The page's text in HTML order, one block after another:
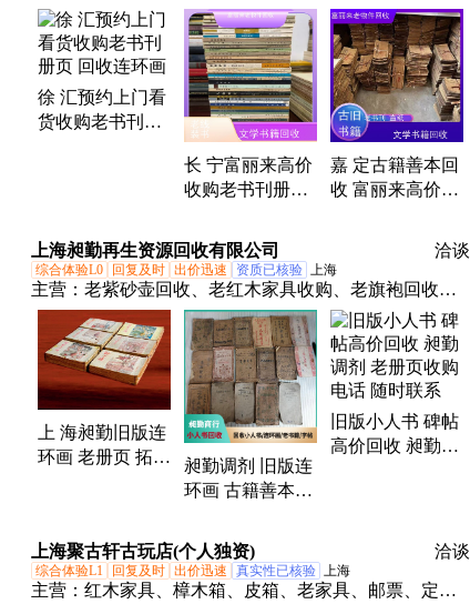
收、老瓷器回收、老钱币银元回收、老字画扇子回收、
老像章徽章回收、老家具、老柚木家具、老榉木家具、
老书 书刊、线装书 旧书、家用电器
徐 汇预约上门看
货收购老书刊册
长 宁富丽来高价
收购老书刊册页
嘉 定古籍善本回
收 富丽来高价收
上海昶勤再生资源回收有限公司 洽谈
综合体验L0 回复及时 出价迅速 资质已核验 上海
主营： 老紫砂壶回收、老红木家具收购、老旗袍回收、
老钱币回收、老银器收购、老樟木箱回收
上 海昶勤旧版连
环画 老册页 拓本
昶勤调剂 旧版连
环画 古籍善本高
老册页
旧版小人书 碑帖
高价回收 昶勤调
上海聚古轩古玩店(个人独资) 洽谈
综合体验L1 回复及时 出价迅速 真实性已核验 上海
主营： 红木家具、樟木箱、皮箱、老家具、邮票、定位